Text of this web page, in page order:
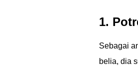
1.
Sebagai
belia, dia